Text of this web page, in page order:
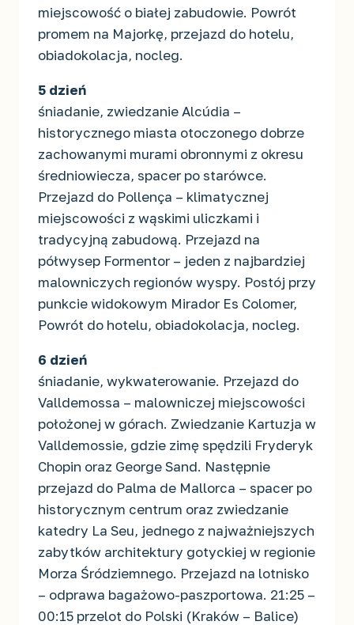
miejscowość o białej zabudowie. Powrót
promem na Majorkę, przejazd do hotelu,
obiadokolacja, nocleg.
5 dzień
śniadanie, zwiedzanie Alcúdia –
historycznego miasta otoczonego dobrze
zachowanymi murami obronnymi z okresu
średniowiecza, spacer po starówce.
Przejazd do Pollença – klimatycznej
miejscowości z wąskimi uliczkami i
tradycyjną zabudową. Przejazd na
półwysep Formentor – jeden z najbardziej
malowniczych regionów wyspy. Postój przy
punkcie widokowym Mirador Es Colomer,
Powrót do hotelu, obiadokolacja, nocleg.
6 dzień
śniadanie, wykwaterowanie. Przejazd do
Valldemossa – malowniczej miejscowości
położonej w górach. Zwiedzanie Kartuzja w
Valldemossie, gdzie zimę spędzili Fryderyk
Chopin oraz George Sand. Następnie
przejazd do Palma de Mallorca – spacer po
historycznym centrum oraz zwiedzanie
katedry La Seu, jednego z najważniejszych
zabytków architektury gotyckiej w regionie
Morza Śródziemnego. Przejazd na lotnisko
– odprawa bagażowo-paszportowa. 21:25 –
00:15 przelot do Polski (Kraków – Balice)